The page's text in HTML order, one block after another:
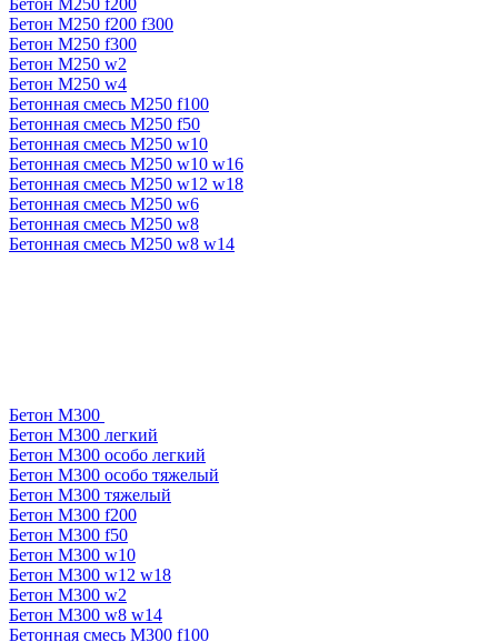
Бетон М250 f200
Бетон М250 f200 f300
Бетон М250 f300
Бетон М250 w2
Бетон М250 w4
Бетонная смесь М250 f100
Бетонная смесь М250 f50
Бетонная смесь М250 w10
Бетонная смесь М250 w10 w16
Бетонная смесь М250 w12 w18
Бетонная смесь М250 w6
Бетонная смесь М250 w8
Бетонная смесь М250 w8 w14
Бетон М300
Бетон М300 легкий
Бетон М300 особо легкий
Бетон М300 особо тяжелый
Бетон М300 тяжелый
Бетон М300 f200
Бетон М300 f50
Бетон М300 w10
Бетон М300 w12 w18
Бетон М300 w2
Бетон М300 w8 w14
Бетонная смесь М300 f100